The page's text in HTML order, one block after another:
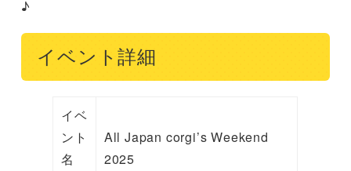
♪
イベント詳細
イベ
ント
名
All Japan corgi’s Weekend
2025